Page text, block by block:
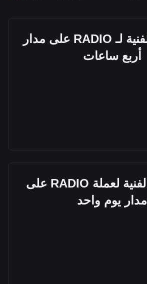
التقييمات الفنية لـ RADIO على مدار
أربع ساعات
التقييمات الفنية لعملة RADIO على
مدار يوم واحد